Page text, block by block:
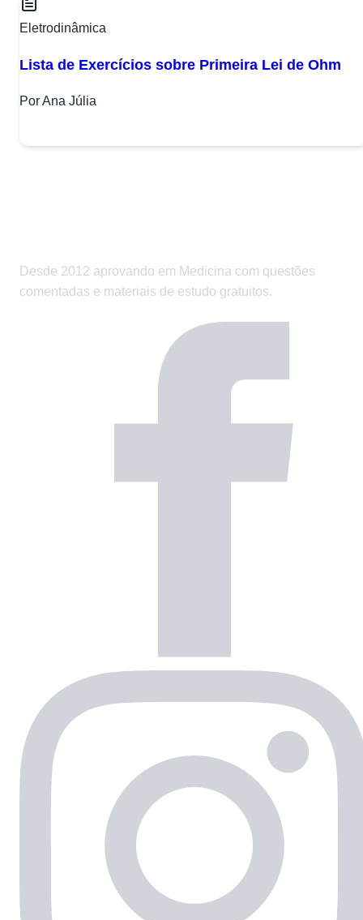
Eletrodinâmica
Lista de Exercícios sobre Primeira Lei de Ohm
Por Ana Júlia
Desde 2012 aprovando em Medicina com questões
comentadas e materiais de estudo gratuitos.